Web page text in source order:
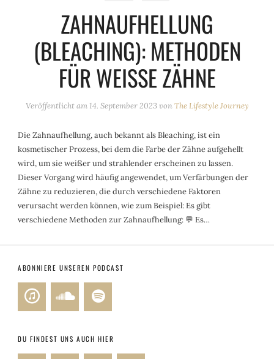
ZAHNAUFHELLUNG
(BLEACHING): METHODEN
FÜR WEISSE ZÄHNE
Veröffentlicht am14. September 2023 vonThe Lifestyle Journey
Die Zahnaufhellung, auch bekannt als Bleaching, ist ein
kosmetischer Prozess, bei dem die Farbe der Zähne aufgehellt
wird, um sie weißer und strahlender erscheinen zu lassen.
Dieser Vorgang wird häufig angewendet, um Verfärbungen der
Zähne zu reduzieren, die durch verschiedene Faktoren
verursacht werden können, wie zum Beispiel: Es gibt
verschiedene Methoden zur Zahnaufhellung: 💬 Es…
ABONNIERE UNSEREN PODCAST
DU FINDEST UNS AUCH HIER